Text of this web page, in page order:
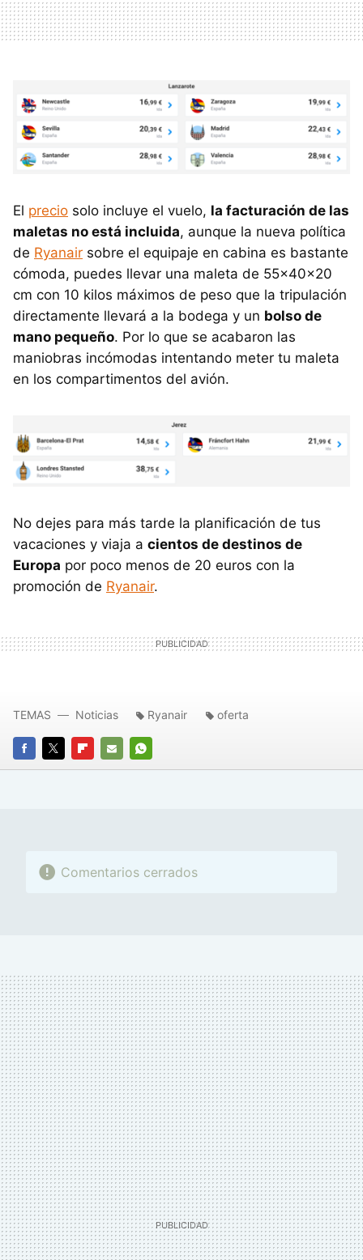
El precio solo incluye el vuelo, la facturación de las
maletas no está incluida, aunque la nueva política
de Ryanair sobre el equipaje en cabina es bastante
cómoda, puedes llevar una maleta de 55x40x20
cm con 10 kilos máximos de peso que la tripulación
directamente llevará a la bodega y un bolso de
mano pequeño. Por lo que se acabaron las
maniobras incómodas intentando meter tu maleta
en los compartimentos del avión.
No dejes para más tarde la planificación de tus
vacaciones y viaja a cientos de destinos de
Europa por poco menos de 20 euros con la
promoción de Ryanair.
FACEBOOK
TWITTERFLIPBOARD
E-
WHATSAPP
TEMAS Noticias Ryanair oferta
Comentarios cerrados